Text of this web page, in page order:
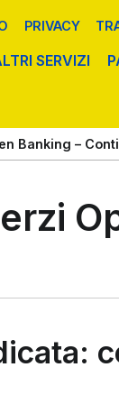
PRIVACY
SERVIZI
Banking –